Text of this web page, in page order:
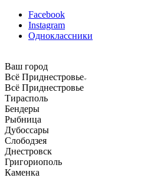
Facebook
Instagram
Одноклассники
Ваш город
Всё Приднестровье
Всё Приднестровье
Тирасполь
Бендеры
Рыбница
Дубоссары
Слободзея
Днестровск
Григориополь
Каменка